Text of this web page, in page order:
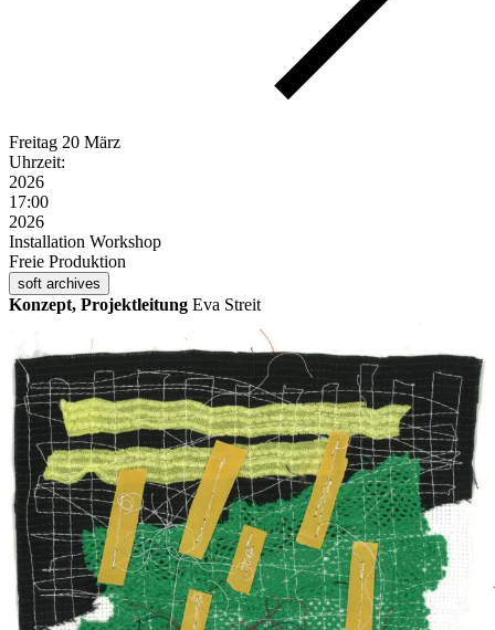
Freitag 20 März
Uhrzeit:
2026
17:00
2026
Installation Workshop
Freie Produktion
soft archives
Konzept, Projektleitung Eva Streit